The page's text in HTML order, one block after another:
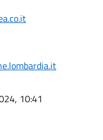
10:41